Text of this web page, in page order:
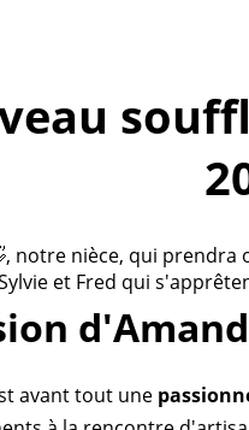
notre nièce, qui
et Fred qui
avant tout une